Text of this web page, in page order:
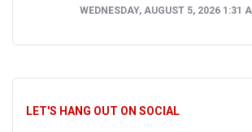
WEDNESDAY, AUGUST 5, 2026 1:31
LET'S HANG OUT ON SOCIAL